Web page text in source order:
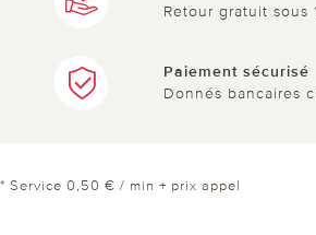
Retour gratuit sous
Paiement sécurisé
Donnés bancaires
* Service 0,50 € / min + prix appel